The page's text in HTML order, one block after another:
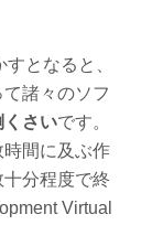
となると、
諸々のソフ
くさいです。
間に及ぶ作
分程度で終
Virtual